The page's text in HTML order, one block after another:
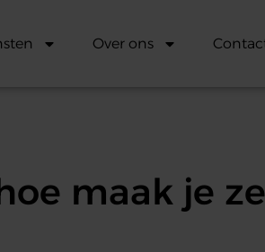
Over ons
maak je